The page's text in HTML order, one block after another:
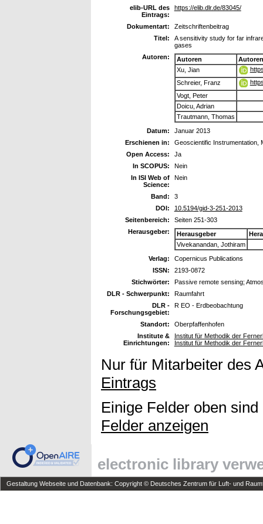
elib-URL des
Eintrags:
https://elib.dlr.de/83045/
Dokumentart:
Zeitschriftenbeitrag
Titel:
A sensitivity study for far
gases
Autoren:
Autoren
Xu, Jian
Schreier, Franz
Vogt, Peter
Doicu, Adrian
Trautmann, Thomas
Datum:
Januar 2013
Erschienen in:
Geoscientific Instrumentation,
Open Access:
Ja
In SCOPUS:
Nein
In ISI Web of
Science:
Nein
Band:
3
DOI:
10.5194/gid-3-251-2013
Seitenbereich:
Seiten 251-303
Herausgeber:
Herausgeber
Vivekanandan, Jothiram
Verlag:
Copernicus Publications
ISSN:
2193-0872
Stichwörter:
Passive remote sensing;
DLR - Schwerpunkt:
Raumfahrt
DLR -
Forschungsgebiet:
R EO - Erdbeobachtung
Standort:
Oberpfaffenhofen
Institute &
Einrichtungen:
Institut für Methodik der
Institut für Methodik der
Nur für Mitarbeiter des
Eintrags
Einige Felder oben
Felder anzeigen
electronic library
Gestaltung Webseite und Datenbank: Copyright © Deutsches Zentrum für Luft- und